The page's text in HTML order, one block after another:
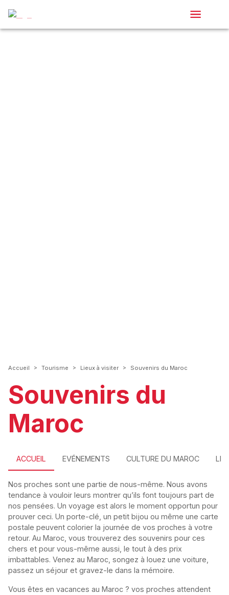
Accueil > Tourisme > Lieux à visiter > Souvenirs du Maroc
Souvenirs du
Maroc
ACCUEIL EVÉNEMENTS CULTURE DU MAROC
Nos proches sont une partie de nous-même. Nous avons
tendance à vouloir leurs montrer qu’ils font toujours part de
nos pensées. Un voyage est alors le moment opportun pour
prouver ceci. Un porte-clé, un petit bijou ou même une carte
postale peuvent colorier la journée de vos proches à votre
retour. Au Maroc, vous trouverez des souvenirs pour ces
chers et pour vous-même aussi, le tout à des prix
imbattables. Venez au Maroc, songez à louez une voiture,
passez un séjour et gravez-le dans la mémoire.
Vous êtes en vacances au Maroc ? vos proches attendent